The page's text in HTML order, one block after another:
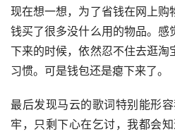
现在想一想，为了省钱在网上购
钱买了很多没什么用的物品。感
下来的时候，依然忍不住去逛淘
习惯。可是钱包还是瘪下来了。
最后发现马云的歌词特别能形
牢，只剩下心在乞讨，我都会